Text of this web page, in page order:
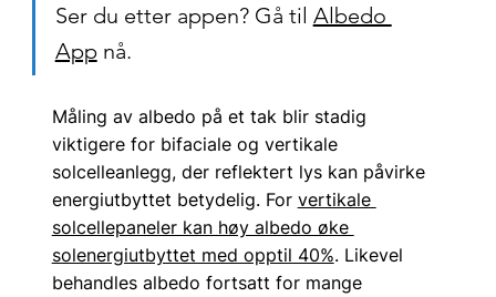
Ser du etter appen? Gå til Albedo
App nå.
Måling av albedo på et tak blir stadig
viktigere for bifaciale og vertikale
solcelleanlegg, der reflektert lys kan påvirke
energiutbyttet betydelig. For vertikale
solcellepaneler kan høy albedo øke
solenergiutbyttet med opptil 40%. Likevel
behandles albedo fortsatt for mange